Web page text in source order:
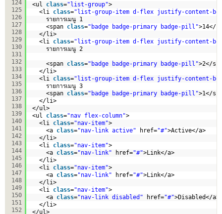
124
125
126
127
128
129
130
131
132
133
134
135
136
137
138
139
140
141
142
143
144
145
146
147
148
149
150
151
152
<ul class="list-group">
<li class="list-group-item d-flex justify-content-
รายการเมนู 1
<span class="badge badge-primary badge-pill">14</
</li>
<li class="list-group-item d-flex justify-content-
รายการเมนู 2
<span class="badge badge-primary badge-pill">2</
</li>
<li class="list-group-item d-flex justify-content-
รายการเมนู 3
<span class="badge badge-primary badge-pill">1</
</li>
</ul>
<ul class="nav flex-column">
<li class="nav-item">
<a class="nav-link active" href="#">Active</a>
</li>
<li class="nav-item">
<a class="nav-link" href="#">Link</a>
</li>
<li class="nav-item">
<a class="nav-link" href="#">Link</a>
</li>
<li class="nav-item">
<a class="nav-link disabled" href="#">Disabled</a>
</li>
</ul>